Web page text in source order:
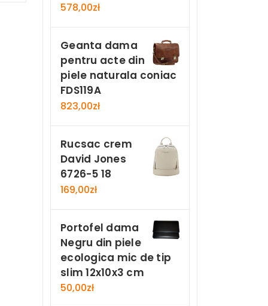
578,00zł
Geanta dama
pentru acte din
piele naturala coniac
FDS119A
823,00zł
Rucsac crem
David Jones
6726-5 18
169,00zł
Portofel dama
Negru din piele
ecologica mic de tip
slim 12x10x3 cm
50,00zł